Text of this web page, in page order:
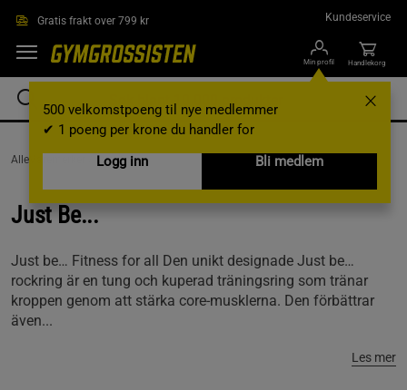
Gratis frakt over 799 kr Kundeservice
Min profil
500 velkomstpoeng til nye medlemmer
✔ 1 poeng per krone du handler for
Logg inn
Bli medlem
Handlekorg
AlleVaremerker / Just Be...
Just Be...
Just be… Fitness for all Den unikt designade Just be…
rockring är en tung och kuperad träningsring som tränar
kroppen genom att stärka core-musklerna. Den förbättrar
även...
Les mer